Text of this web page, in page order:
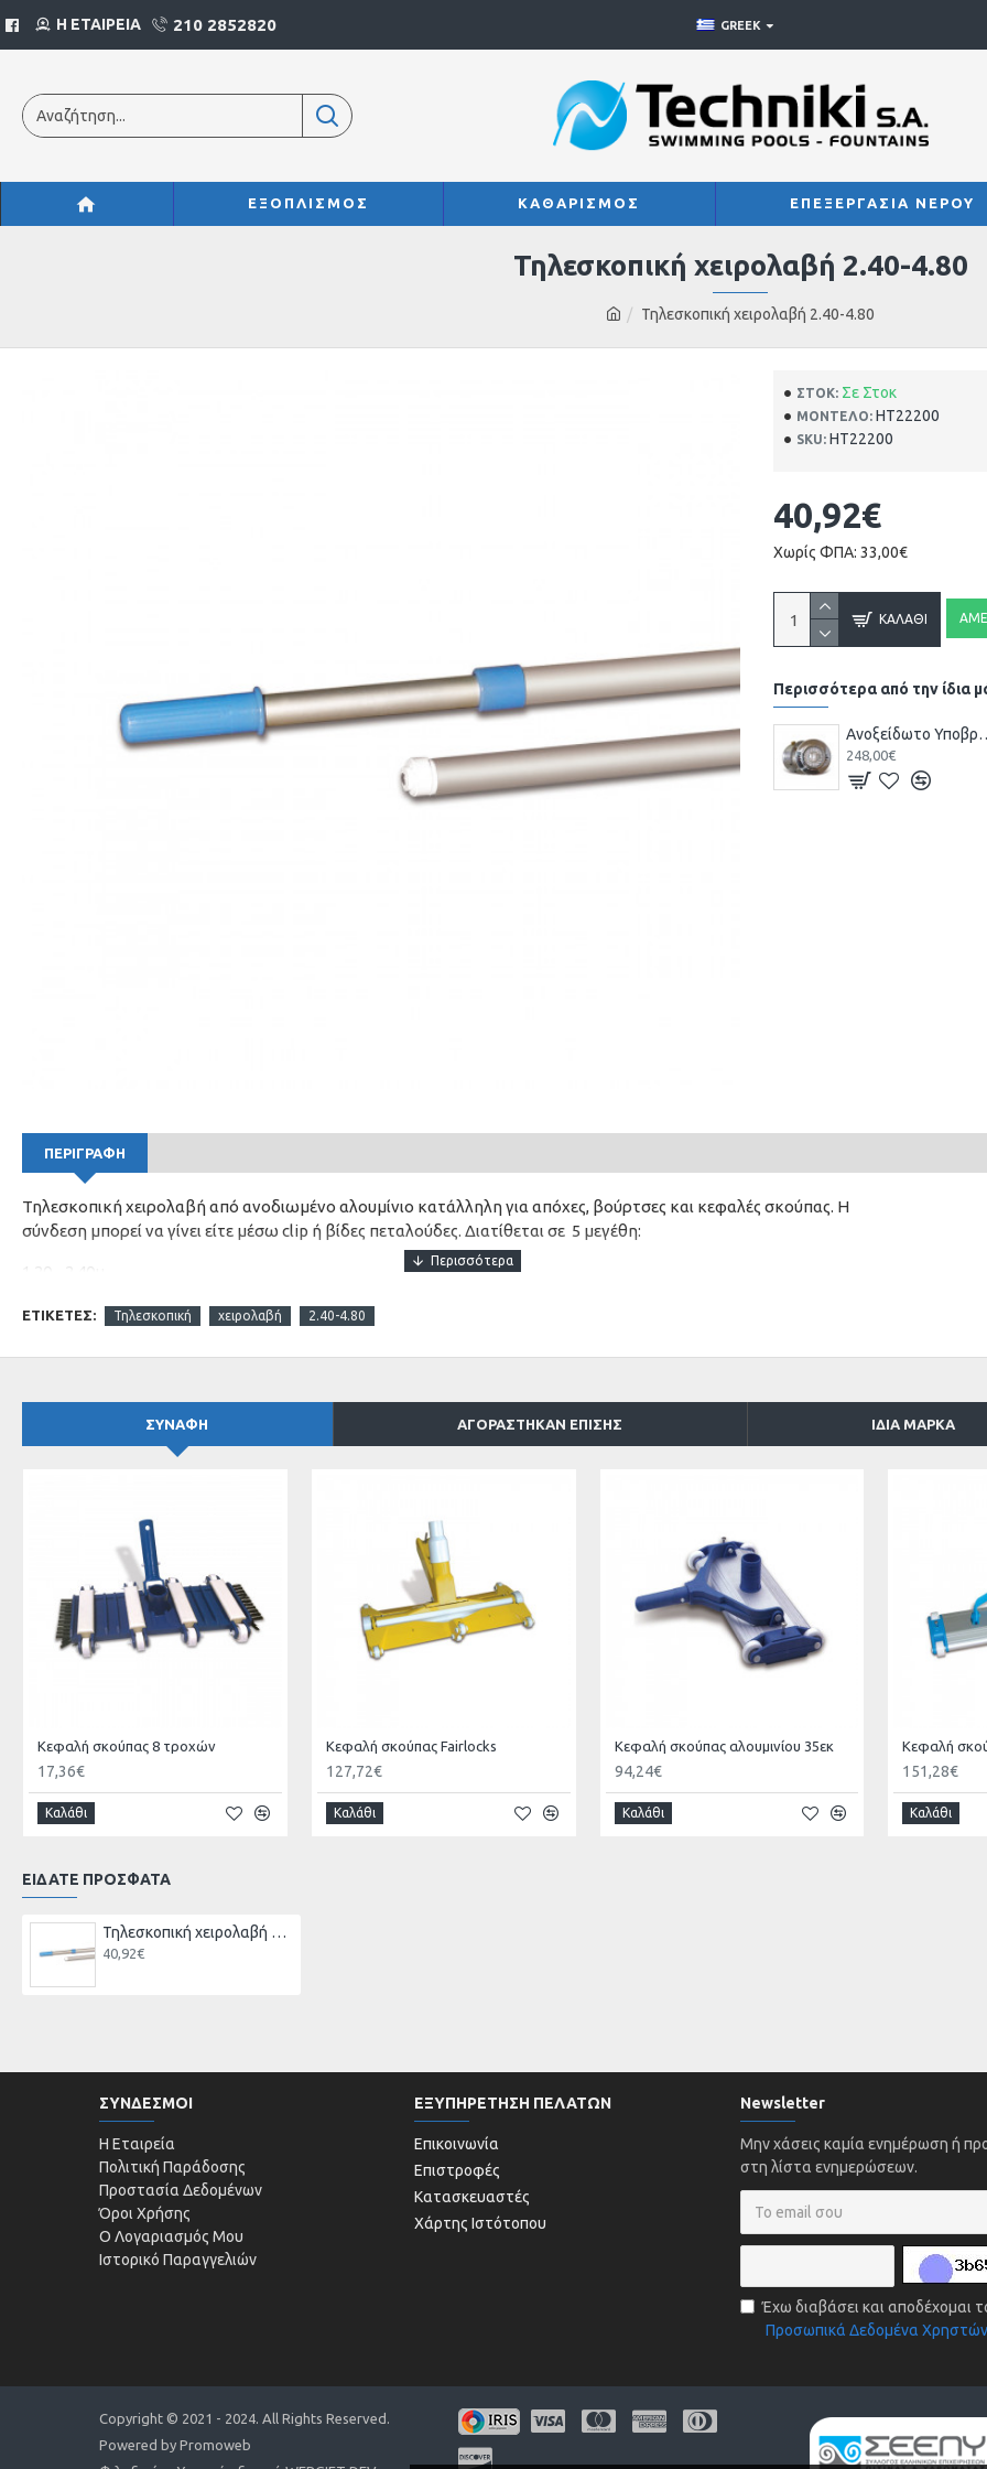
Η ΕΤΑΙΡΕΙΑ 210 2852820 GREEK
ΕΞΟΠΛΙΣΜΟΣ ΚΑΘΑΡΙΣΜΟΣ ΕΠΕΞΕΡΓΑΣΙΑ ΝΕΡΟΥ
Τηλεσκοπική χειρολαβή 2.40-4.80
Τηλεσκοπική χειρολαβή 2.40-4.80
ΣΤΟΚ: Σε Στοκ
ΜΟΝΤΈΛΟ: HT22200
SKU: HT22200
40,92€
Χωρίς ΦΠΑ: 33,00€
ΚΑΛΆΘΙ
Περισσότερα από την ίδια
Ανοξείδωτο
248,00€
ΠΕΡΙΓΡΑΦΗ
Τηλεσκοπική χειρολαβή από ανοδιωμένο αλουμίνιο κατάλληλη για απόχες, βούρτσες και κεφαλές σκούπας. Η
σύνδεση μπορεί να γίνει είτε μέσω clip ή βίδες πεταλούδες. Διατίθεται σε 5 μεγέθη:
1.20 - 2.40μ
1.80 - 3.60μ
2.40 - 4,80μ
ΕΤΙΚΈΤΕΣ: Τηλεσκοπική χειρολαβή 2.40-4.80
ΣΥΝΑΦΉ ΑΓΟΡΆΣΤΗΚΑΝ ΕΠΊΣΗΣ ΊΔΙΑ ΜΆΡΚΑ
Κεφαλή σκούπας 8 τροχών
17,36€
Καλάθι
Κεφαλή σκούπας Fairlocks
127,72€
Καλάθι
Κεφαλή σκούπας αλουμινίου 35εκ
94,24€
Καλάθι
Κεφαλή
151,28€
Καλάθι
ΕΙΔΑΤΕ ΠΡΟΣΦΑΤΑ
Τηλεσκοπική χειρολαβή 2.40-4.80
40,92€
ΣΥΝΔΕΣΜΟΙ
Η Εταιρεία
Πολιτική Παράδοσης
Προστασία Δεδομένων
Όροι Χρήσης
Ο Λογαριασμός Μου
Ιστορικό Παραγγελιών
ΕΞΥΠΗΡΕΤΗΣΗ ΠΕΛΑΤΩΝ
Επικοινωνία
Επιστροφές
Κατασκευαστές
Χάρτης Ιστότοπου
Newsletter
Μην χάσεις καμία ενημέρωση ή
στη λίστα ενημερώσεων.
Έχω διαβάσει και αποδέχομαι
Προσωπικά Δεδομένα Χρηστών
Copyright © 2021 - 2024. All Rights Reserved.
Powered by Promoweb